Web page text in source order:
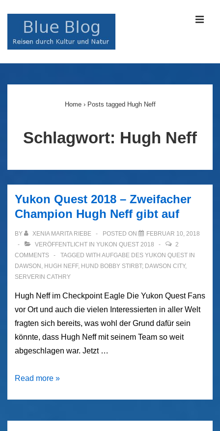
Navigation
Home › Posts tagged Hugh Neff
Schlagwort: Hugh Neff
Yukon Quest 2018 – Zweifacher
Champion Hugh Neff gibt auf
BY XENIA MARITA RIEBE POSTED ON
FEBRUAR 10, 2018
VERÖFFENTLICHT IN YUKON QUEST 2018
2
COMMENTS
TAGGED WITH AUFGABE DES YUKON QUEST IN
DAWSON , HUGH NEFF, HUND BOBBY STIRBT; DAWSON CITY,
SERVERIN CATHRY
Hugh Neff im Checkpoint Eagle Die Yukon Quest Fans
vor Ort und auch die vielen Interessierten in aller Welt
fragten sich bereits, was wohl der Grund dafür sein
könnte, dass Hugh Neff mit seinem Team so weit
abgeschlagen war. Jetzt …
Yukon
–
Read more »